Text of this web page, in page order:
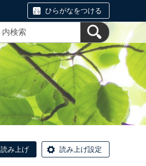
ひらがなをつける
読み上げ 読み上げ設定